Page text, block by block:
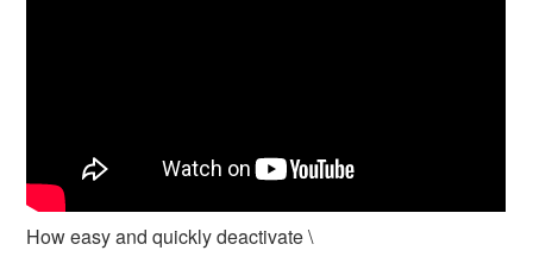
How easy and quickly deactivate \